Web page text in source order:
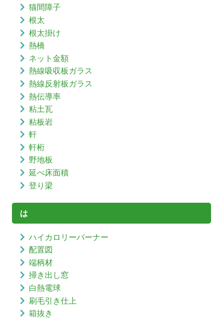
猫間障子
根太
根太掛け
熱橋
ネット金額
熱線吸収板ガラス
熱線反射板ガラス
熱伝導率
粘土瓦
粘板岩
軒
軒桁
野地板
延べ床面積
登り梁
は
ハイカロリーバーナー
配置図
端柄材
掃き出し窓
白熱電球
刷毛引き仕上
箱抜き